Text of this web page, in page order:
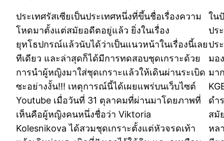
ประเทศรัสเซียเป็นประเทศหนึ่งที่ขึ้นชื่อเรื่องความ
โหดมาตั้งแต่สมัยอดีตอยู่แล้ว ยิ่งในเรื่อง
ยุทโธปกรณ์แล้วนับได้ว่าเป็นแนวหน้าในเรื่องนี้เลย
ทีเดียว และล่าสุดก็ได้มีการทดสอบชุดเกราะด้วย
การนำผู้หญิงมาใส่ชุดเกราะแล้วให้เดินผ่านระเบิด
ซะอย่างงั้น!!! เหตุการณ์นี้ได้เผยแพร่บนเว็บไซต์
Youtube เมื่อวันที่ 31 ตุลาคมที่ผ่านมาโดยภาพที่
เห็นคือผู้หญิงคนหนึ่งชื่อว่า Viktoria
Kolesnikova ได้สวมชุดเกราะตั้งแต่หัวจรดเท้า
ใน
ปร
ปร
มอ
มา
ดำ
สมั
หล